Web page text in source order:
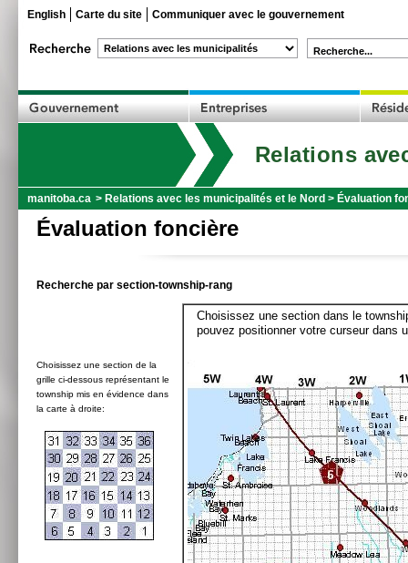
English Carte du site Communiquer avec le gouvernement
Recherche...
Relations
manitoba.ca > Relations avec les municipalités et le Nord > Évaluation
Évaluation foncière
Recherche par section-township-rang
Choisissez une section de la
grille ci-dessous représentant le
township mis en évidence dans
la carte à droite:
Choisissez une section dans le
pouvez positionner votre curseur dans